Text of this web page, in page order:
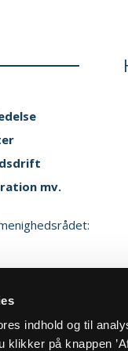
indhold og til
klikker på knappen
mv.